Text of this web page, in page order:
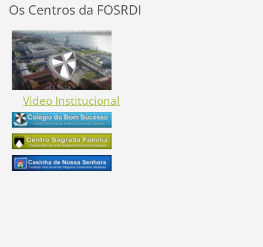
Os Centros da FOSRDI
Video Institucional